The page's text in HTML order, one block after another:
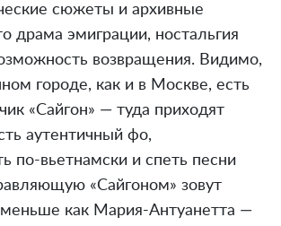
сюжеты и архивные
драма эмиграции, ностальгия
возвращения. Видимо,
городе, как и в Москве, есть
«Сайгон» — туда приходят
аутентичный фо,
по-вьетнамски и спеть песни
«Сайгоном» зовут
как Мария-Антуанетта —